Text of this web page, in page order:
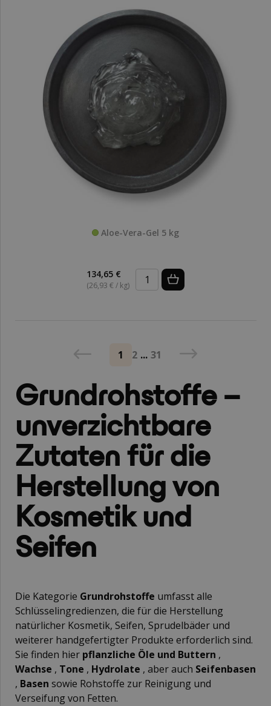
Aloe-Vera-Gel 5 kg
134,65 €
(26,93 € / kg)
1 2 ... 31
Grundrohstoffe –
unverzichtbare
Zutaten für die
Herstellung von
Kosmetik und
Seifen
Die Kategorie Grundrohstoffe umfasst alle
Schlüsselingredienzen, die für die Herstellung
natürlicher Kosmetik, Seifen, Sprudelbäder und
weiterer handgefertigter Produkte erforderlich sind.
Sie finden hier pflanzliche Öle und Buttern ,
Wachse , Tone , Hydrolate , aber auch Seifenbasen
, Basen sowie Rohstoffe zur Reinigung und
Verseifung von Fetten.